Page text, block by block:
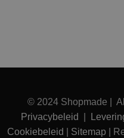
© 2024 Shopmade |
Privacybeleid
Cookiebeleid
Sitemap |